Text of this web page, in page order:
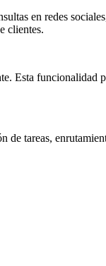
en redes
clientes.
Esta funcionalidad
de tareas,